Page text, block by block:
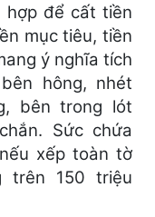
hợp để cất tiền
mục tiêu, tiền
ý nghĩa tích
hông, nhét
bên trong lót
Sức chứa
xếp toàn tờ
trên 150 triệu